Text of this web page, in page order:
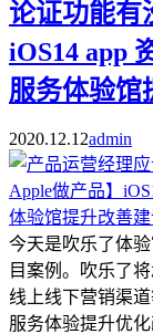
论证功能有
iOS14 app
服务体验馆
2020.12.12admin
今天是吹乐了体
目案例。吹乐了
线上线下营销渠
服务体验提升优